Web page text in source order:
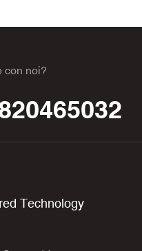
con noi?
Technology